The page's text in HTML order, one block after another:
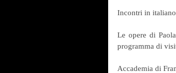
Incontri in
Le opere di
programma di
Accademia di